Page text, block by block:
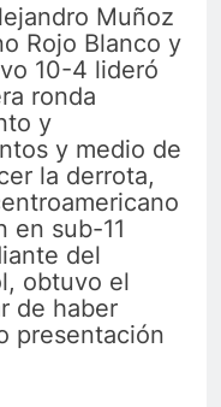
Muñoz
Rojo Blanco y
10-4 lideró
ronda
y
y medio de
la derrota,
en sub-11
del
obtuvo el
de haber
presentación